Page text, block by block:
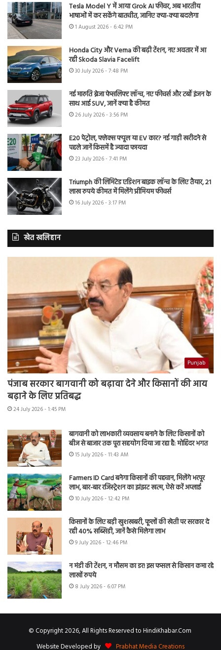
Tesla Model Y में आया Grok AI फीचर, अब भारतीय
भाषाओं में कर सकेंगे बातचीत, जानिए क्या-क्या बदलेगा
1 August 2026 - 6:42 PM
Honda City और Verna की बढ़ी टेंशन, नए अवतार में आ
रही Skoda Slavia Facelift
30 July 2026 - 7:48 PM
नई मारुति ब्रेजा फेसलिफ्ट लॉन्च, नए फीचर्स और टर्बो इंजन के
साथ आई SUV, जानें क्या है कीमत
26 July 2026 - 3:56 PM
E20 पेट्रोल, फ्लेक्स फ्यूल या EV कार? नई गाड़ी खरीदने से
पहले जानें किसमें है ज्यादा फायदा
23 July 2026 - 7:41 PM
Triumph की लिमिटेड एडिशन बाइक लॉन्च के लिए तैयार, 21
लाख रुपये कीमत में मिलेंगे प्रीमियम फीचर्स
16 July 2026 - 3:17 PM
खेत खलिहान
Punjab
पंजाब सरकार बागवानी को बढ़ावा देने और किसानों की आय
बढ़ाने के लिए प्रतिबद्ध
24 July 2026 - 1:45 PM
बागवानी को लाभकारी व्यवसाय बनाने के लिए किसानों को
बीज से बाजार तक पूरा सहयोग दिया जा रहा है: मोहिंदर भगत
15 July 2026 - 11:43 AM
Farmers ID Card बनेगा किसानों की पहचान, मिलेंगे भरपूर
लाभ, बार-बार रजिस्ट्रेशन का झंझट खत्म, ऐसे करें अप्लाई
10 July 2026 - 12:42 PM
किसानों के लिए बड़ी खुशखबरी, फूलों की खेती पर सरकार दे
रही 40% सब्सिडी, जानें कैसे मिलेगा लाभ
9 July 2026 - 12:46 PM
न मंडी की टेंशन, न मौसम का डर! इस फसल से किसान कमा रहे
लाखों रुपये
8 July 2026 - 6:07 PM
© Copyright 2026, All Rights Reserved to HindiKhabar.Com
Website Developed by
Prabhat Media Creations